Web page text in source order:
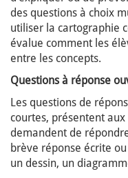
des questions à choix
utiliser la cartographie
évalue comment les
entre les concepts.
Questions à réponse
Les questions de
courtes, présentent
demandent de
brève réponse écrite
un dessin, un